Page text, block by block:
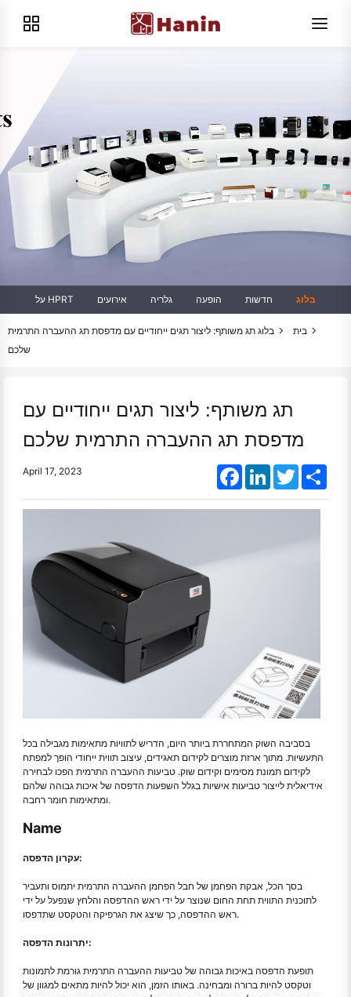
על HPRT אירועים גלריה הופעה חדשות בלוג
בית בלוג תג משותף: ליצור תגים ייחודיים עם מדפסת תג ההעברה התרמית
שלכם
תג משותף: ליצור תגים ייחודיים עם
מדפסת תג ההעברה התרמית שלכם
April 17, 2023 FacebookLinkedInTwitter
בסביבה השוק המתחררת ביותר היום, הדריש לתוויות מתאימות מגבילה בכל
התעשיות. מתוך ארזת מוצרים לקידום תאגידים, עיצוב תווית ייחודי הופך למפתח
לקידום תמונת מסימים וקידום שוק. טביעות ההעברה התרמית הפכו לבחירה
אידיאלית לייצור טביעות אישיות בגלל השפעות הדפסה של איכות גבוהה שלהם
ומתאימות חומר רחבה.
Name
עקרון הדפסה:
בסך הכל, אבקת הפחמן של חבל הפחמן ההעברה התרמית יתמוס ותעביר
לתוכנית התווית תחת החום שנוצר על ידי ראש ההדפסה והלחץ שנפעל על ידי
ראש ההדפסה, כך שיצג את הגרפיקה והטקסט שתדפסו.
יתרונות הדפסה:
תופעת הדפסה באיכות גבוהה של טביעות ההעברה התרמית גורמת לתמונות
וטקסט להיות ברורה ומבחינה. באותו הזמן, הוא יכול להיות מתאים למגוון של